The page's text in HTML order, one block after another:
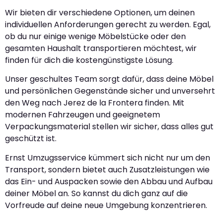
Wir bieten dir verschiedene Optionen, um deinen
individuellen Anforderungen gerecht zu werden. Egal,
ob du nur einige wenige Möbelstücke oder den
gesamten Haushalt transportieren möchtest, wir
finden für dich die kostengünstigste Lösung.
Unser geschultes Team sorgt dafür, dass deine Möbel
und persönlichen Gegenstände sicher und unversehrt
den Weg nach Jerez de la Frontera finden. Mit
modernen Fahrzeugen und geeignetem
Verpackungsmaterial stellen wir sicher, dass alles gut
geschützt ist.
Ernst Umzugsservice kümmert sich nicht nur um den
Transport, sondern bietet auch Zusatzleistungen wie
das Ein- und Auspacken sowie den Abbau und Aufbau
deiner Möbel an. So kannst du dich ganz auf die
Vorfreude auf deine neue Umgebung konzentrieren.